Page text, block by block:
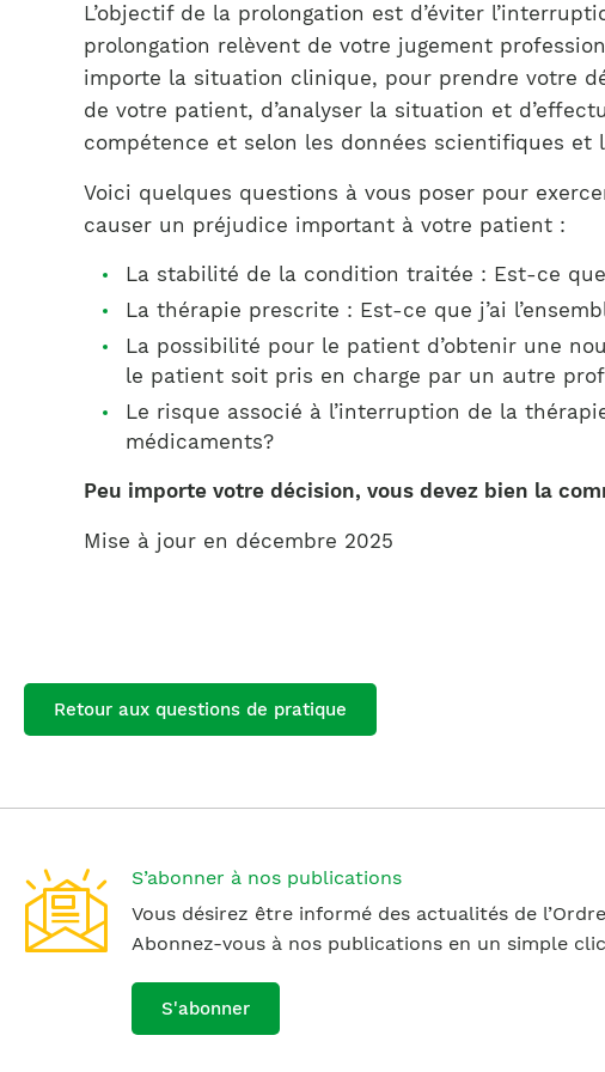
Notre
L’objectif de la prolongation est d’éviter
prolongation relèvent de votre jugement
importe la situation clinique, pour prendre votre
de votre patient, d’analyser la situation et
compétence et selon les données scientifiques et
Voici quelques questions à vous poser pour
causer un préjudice important à votre patient :
La stabilité de la condition traitée : Est-ce
La thérapie prescrite : Est-ce que j’ai
La possibilité pour le patient d’obtenir une
le patient soit pris en charge par un autre
Le risque associé à l’interruption de la
médicaments?
Peu importe votre décision, vous devez bien la
Mise à jour en décembre 2025
Retour aux questions de pratique
S’abonner à nos publications
Vous désirez être informé des actualités de
Abonnez-vous à nos publications en un simple
S'abonner